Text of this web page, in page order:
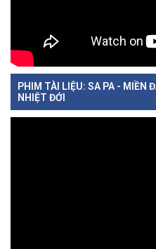
PHIM TÀI LIỆU: SA PA - MIỀN
NHIỆT ĐỚI